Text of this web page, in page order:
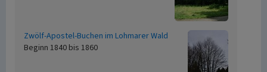
Zwölf-Apostel-Buchen im Lohmarer Wald
Beginn 1840 bis 1860